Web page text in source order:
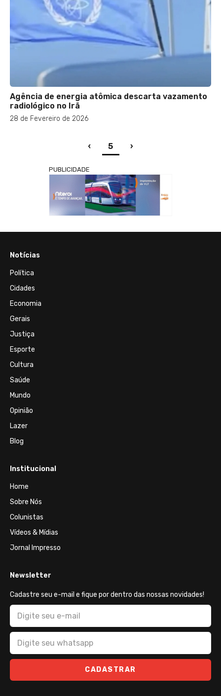
Agência de energia atômica descarta vazamento
radiológico no Irã
28 de Fevereiro de 2026
‹ 5(current)
›
PUBLICIDADE
Notícias
Política
Cidades
Economia
Gerais
Justiça
Esporte
Cultura
Saúde
Mundo
Opinião
Lazer
Blog
Institucional
Home
Sobre Nós
Colunistas
Vídeos & Mídias
Jornal Impresso
Newsletter
Cadastre seu e-mail e fique por dentro das nossas novidades!
CADASTRAR